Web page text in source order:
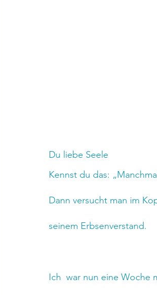
Du liebe Seele
Kennst du das:
Dann versucht man im
seinem Erbsenverstand.
Ich  war nun eine Woche